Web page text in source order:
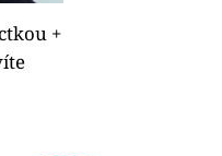
+